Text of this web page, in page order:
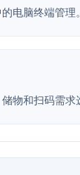
电脑终端管理。
物和扫码需求